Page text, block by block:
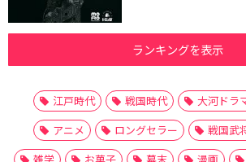
ランキングを表示
江戸時代 戦国時代 大河ドラ
アニメ
ロングセラー 戦国武